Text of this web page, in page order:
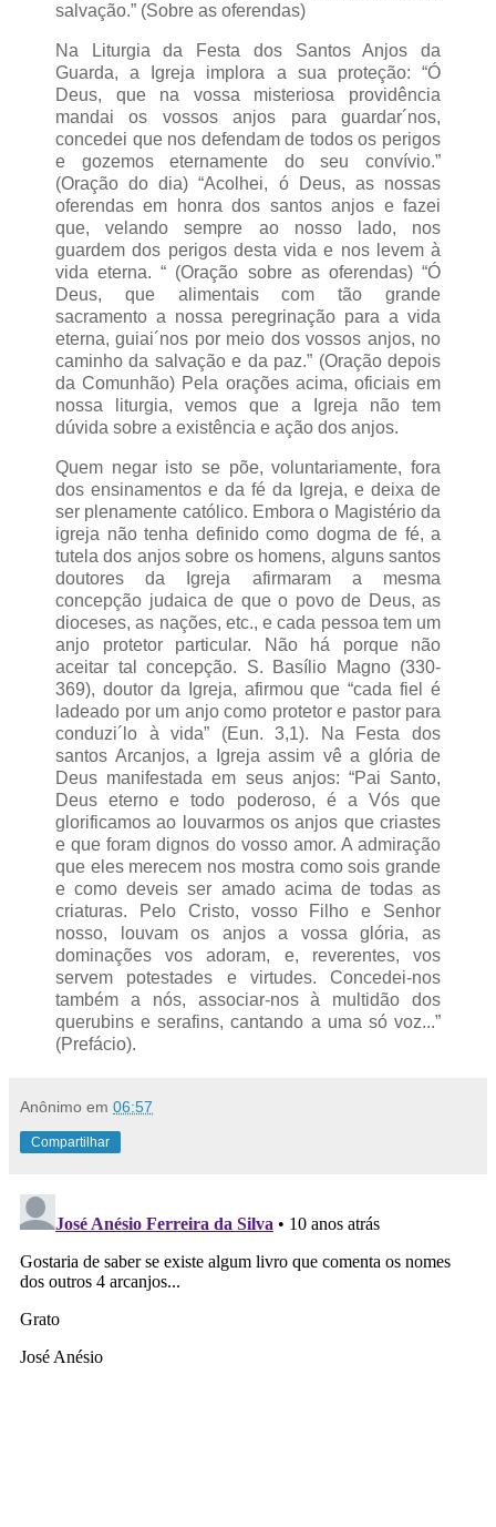
salvação.” (Sobre as oferendas)
Na Liturgia da Festa dos Santos Anjos da
Guarda, a Igreja implora a sua proteção: “Ó
Deus, que na vossa misteriosa providência
mandai os vossos anjos para guardar´nos,
concedei que nos defendam de todos os perigos
e gozemos eternamente do seu convívio.”
(Oração do dia) “Acolhei, ó Deus, as nossas
oferendas em honra dos santos anjos e fazei
que, velando sempre ao nosso lado, nos
guardem dos perigos desta vida e nos levem à
vida eterna. “ (Oração sobre as oferendas) “Ó
Deus, que alimentais com tão grande
sacramento a nossa peregrinação para a vida
eterna, guiai´nos por meio dos vossos anjos, no
caminho da salvação e da paz.” (Oração depois
da Comunhão) Pela orações acima, oficiais em
nossa liturgia, vemos que a Igreja não tem
dúvida sobre a existência e ação dos anjos.
Quem negar isto se põe, voluntariamente, fora
dos ensinamentos e da fé da Igreja, e deixa de
ser plenamente católico. Embora o Magistério da
igreja não tenha definido como dogma de fé, a
tutela dos anjos sobre os homens, alguns santos
doutores da Igreja afirmaram a mesma
concepção judaica de que o povo de Deus, as
dioceses, as nações, etc., e cada pessoa tem um
anjo protetor particular. Não há porque não
aceitar tal concepção. S. Basílio Magno (330-
369), doutor da Igreja, afirmou que “cada fiel é
ladeado por um anjo como protetor e pastor para
conduzi´lo à vida” (Eun. 3,1). Na Festa dos
santos Arcanjos, a Igreja assim vê a glória de
Deus manifestada em seus anjos: “Pai Santo,
Deus eterno e todo poderoso, é a Vós que
glorificamos ao louvarmos os anjos que criastes
e que foram dignos do vosso amor. A admiração
que eles merecem nos mostra como sois grande
e como deveis ser amado acima de todas as
criaturas. Pelo Cristo, vosso Filho e Senhor
nosso, louvam os anjos a vossa glória, as
dominações vos adoram, e, reverentes, vos
servem potestades e virtudes. Concedei-nos
também a nós, associar-nos à multidão dos
querubins e serafins, cantando a uma só voz...”
(Prefácio).
Anônimo em 06:57
Compartilhar